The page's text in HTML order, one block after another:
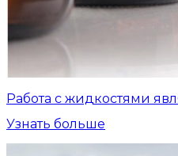
Работа с жидкостями
Узнать больше